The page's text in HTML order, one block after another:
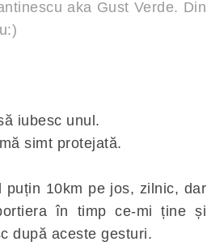
aka Gust Verde. Din
iubesc unul.
simt protejată.
puțin 10km pe jos, zilnic, dar
în timp ce-mi ține și
după aceste gesturi.